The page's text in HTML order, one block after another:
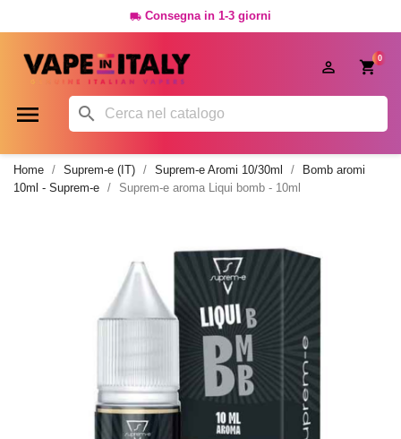
 Consegna in 1-3 giorni
0

 
Home Suprem-e (IT) Suprem-e Aromi 10/30ml
Bomb aromi
10ml - Suprem-e
Suprem-e aroma Liqui bomb - 10ml